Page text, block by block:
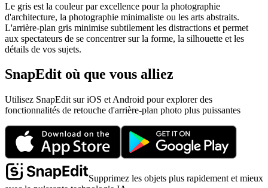
Le gris est la couleur par excellence pour la photographie
d'architecture, la photographie minimaliste ou les arts abstraits.
L'arrière-plan gris minimise subtilement les distractions et permet
aux spectateurs de se concentrer sur la forme, la silhouette et les
détails de vos sujets.
SnapEdit où que vous alliez
Utilisez SnapEdit sur iOS et Android pour explorer des
fonctionnalités de retouche d'arrière-plan photo plus puissantes
Supprimez les objets plus rapidement et mieux